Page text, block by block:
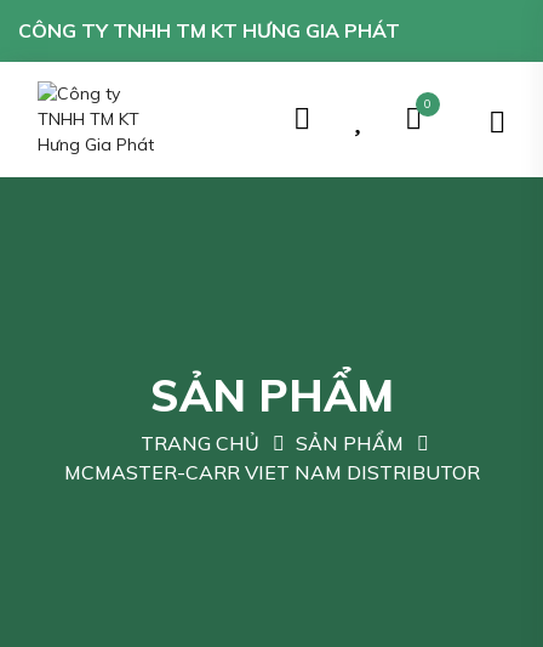
CÔNG TY TNHH TM KT HƯNG GIA PHÁT
0
SẢN PHẨM
TRANG CHỦ
SẢN PHẨM
MCMASTER-CARR VIET NAM DISTRIBUTOR